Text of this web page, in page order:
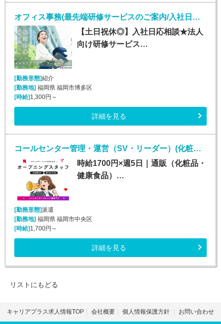
オフィス事務(最先端研修サービスのご案内/入社日応相談～/平日のみ)
【土日祝休◎】入社日応相談★法人
向け研修サービス…
[勤務形態]紹介
[勤務地]福岡県 福岡市博多区
[時給]1,300円～
詳細を見る
コールセンター管理・運営（SV・リーダー）(化粧品・サプリメント・健康食品問い合わせセンターのSV・LD)
時給1700円×週5日｜通販（化粧品・
健康食品）…
[勤務形態]派遣
[勤務地] 福岡県 福岡市中央区
[時給] 1,700円～
詳細を見る
リストにもどる
キャリアプラス求人情報TOP 会社概要 個人情報保護方針 お問い合わせ